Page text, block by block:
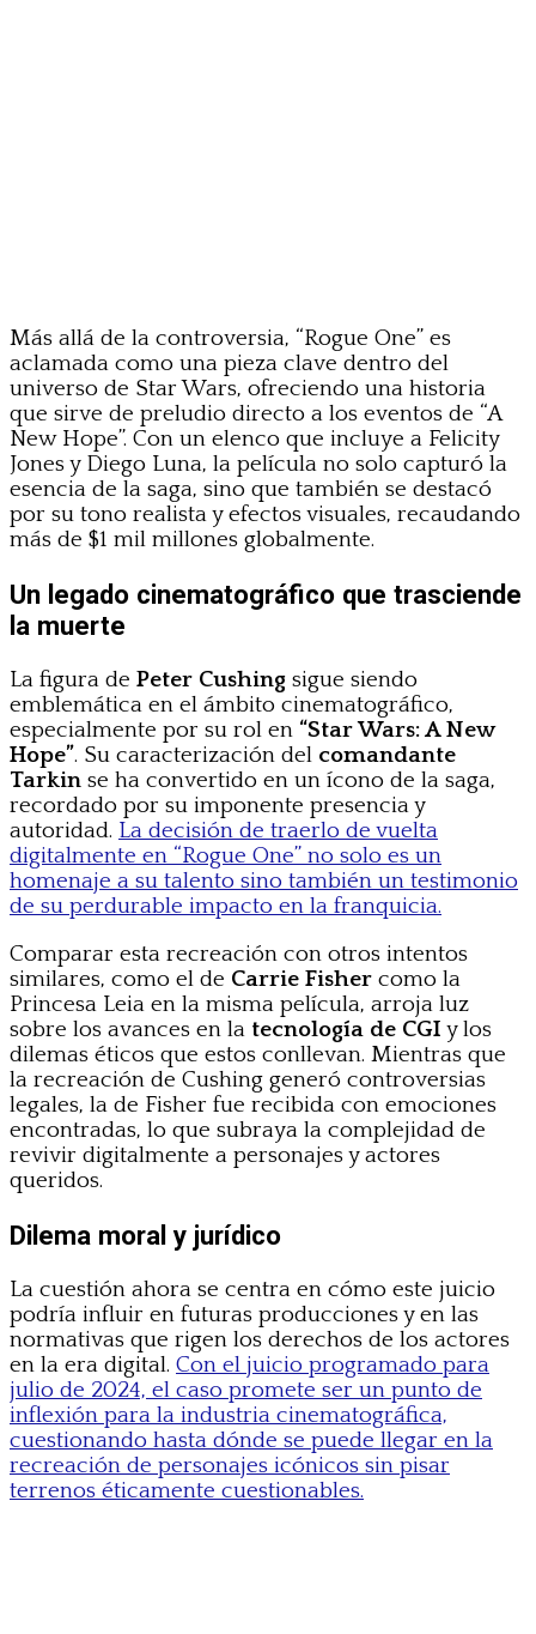
Más allá de la controversia, “Rogue One” es
aclamada como una pieza clave dentro del
universo de Star Wars, ofreciendo una historia
que sirve de preludio directo a los eventos de “A
New Hope”. Con un elenco que incluye a Felicity
Jones y Diego Luna, la película no solo capturó la
esencia de la saga, sino que también se destacó
por su tono realista y efectos visuales, recaudando
más de $1 mil millones globalmente.
Un legado cinematográfico que trasciende
la muerte
La figura de Peter Cushing sigue siendo
emblemática en el ámbito cinematográfico,
especialmente por su rol en “Star Wars: A New
Hope”. Su caracterización del comandante
Tarkin se ha convertido en un ícono de la saga,
recordado por su imponente presencia y
autoridad. La decisión de traerlo de vuelta
digitalmente en “Rogue One” no solo es un
homenaje a su talento sino también un testimonio
de su perdurable impacto en la franquicia.
Comparar esta recreación con otros intentos
similares, como el de Carrie Fisher como la
Princesa Leia en la misma película, arroja luz
sobre los avances en la tecnología de CGI y los
dilemas éticos que estos conllevan. Mientras que
la recreación de Cushing generó controversias
legales, la de Fisher fue recibida con emociones
encontradas, lo que subraya la complejidad de
revivir digitalmente a personajes y actores
queridos.
Dilema moral y jurídico
La cuestión ahora se centra en cómo este juicio
podría influir en futuras producciones y en las
normativas que rigen los derechos de los actores
en la era digital. Con el juicio programado para
julio de 2024, el caso promete ser un punto de
inflexión para la industria cinematográfica,
cuestionando hasta dónde se puede llegar en la
recreación de personajes icónicos sin pisar
terrenos éticamente cuestionables.